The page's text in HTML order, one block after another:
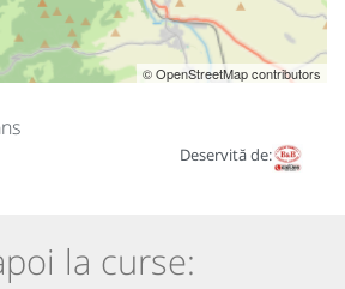
© OpenStreetMap contributors
Deservită de:
la curse: